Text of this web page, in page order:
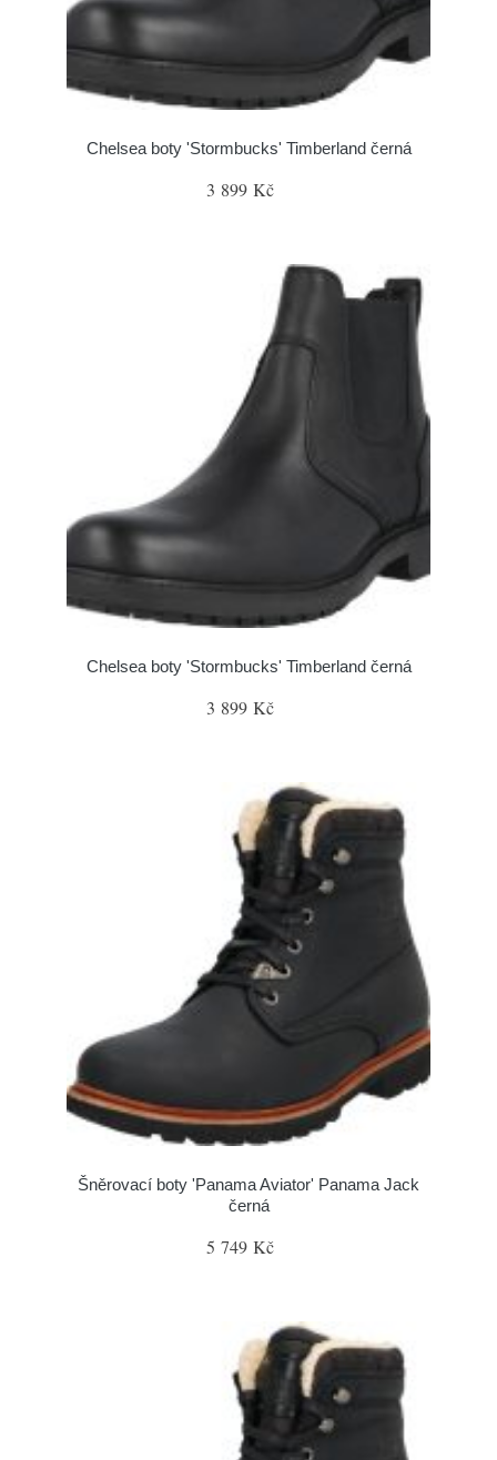
Chelsea boty 'Stormbucks' Timberland černá
3 899 Kč
Chelsea boty 'Stormbucks' Timberland černá
3 899 Kč
Šněrovací boty 'Panama Aviator' Panama Jack
černá
5 749 Kč